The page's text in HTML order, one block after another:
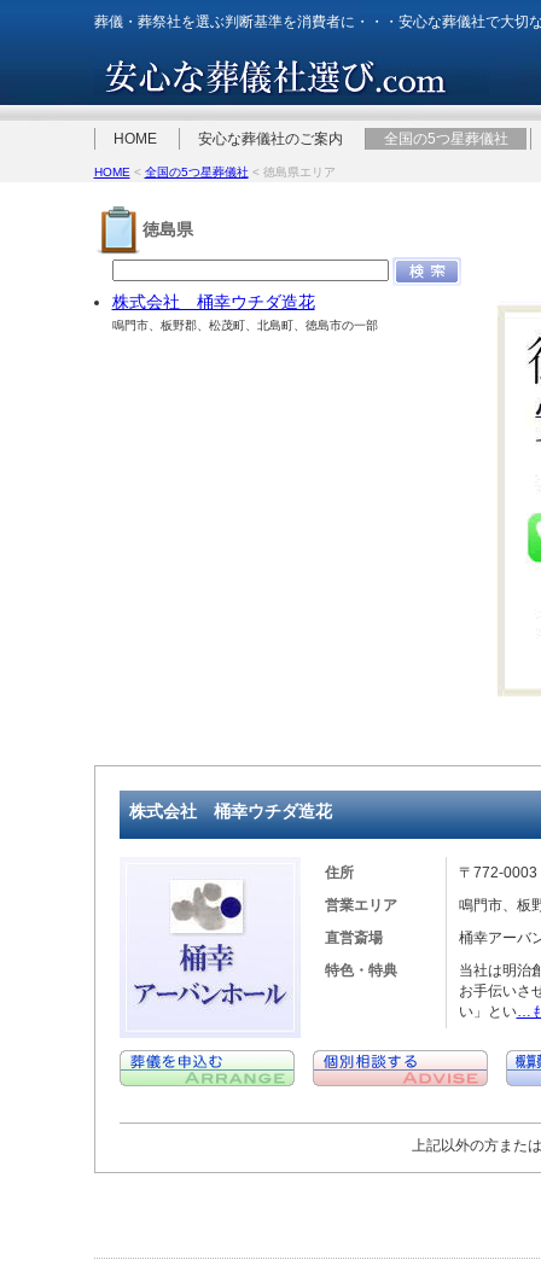
葬儀・葬祭社を選ぶ判断基準を消費者に・・・安心な葬儀社で大切
HOME 安心な葬儀社のご案内 全国の5つ星葬儀社
HOME < 全国の5つ星葬儀社< 徳島県エリア
徳島県
株式会社 桶幸ウチダ造花
鳴門市、板野郡、松茂町、北島町、徳島市の一部
株式会社 桶幸ウチダ造花
住所
〒772-
営業エリア
鳴門市、板
直営斎場
桶幸アーバ
特色・特典
当社は明治
お手伝いさ
い」とい…
上記以外の方また